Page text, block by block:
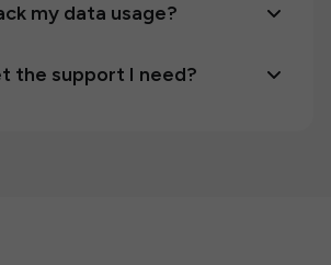
my data usage?
the support I need?